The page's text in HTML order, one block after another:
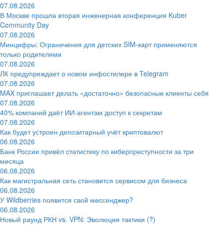
07.08.2026
В Москве прошла вторая инженерная конференция Kuber
Community Day
07.08.2026
Минцифры: Ограничения для детских SIM-карт применяются
только родителями
07.08.2026
ЛК предупреждает о новом инфостилере в Telegram
07.08.2026
MAX приглашает делать «достаточно» безопасные клиенты себя
07.08.2026
40% компаний даёт ИИ‑агентам доступ к секретам
07.08.2026
Как будет устроен депозитарный учёт криптовалют
06.08.2026
Банк России привёл статистику по киберпреступности за три
месяца
06.08.2026
Как магистральная сеть становится сервисом для бизнеса
06.08.2026
У Wildberries появится свой мессенджер?
06.08.2026
Новый раунд РКН vs. VPN: Эволюция тактики (?)